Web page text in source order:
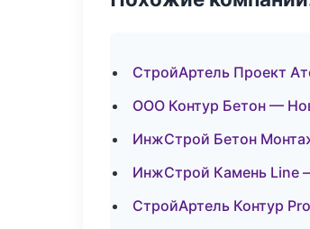
СтройАртель Проект
ООО Контур Бетон —
ИнжСтрой Бетон
ИнжСтрой Камень Line
СтройАртель Контур